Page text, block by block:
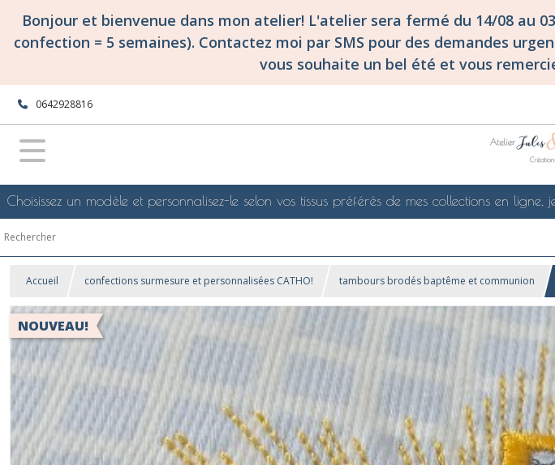
Bonjour et bienvenue dans mon atelier! L'atelier sera fermé du 14/08 au
confection = 5 semaines). Contactez moi par SMS pour des demandes
vous souhaite un bel été et vous
0642928816
Choisissez un modèle et personnalisez-le selon vos tissus préférés de mes collections en ligne,
Accueil confections surmesure et personnalisées CATHO! tambours brodés baptême et communion
NOUVEAU!